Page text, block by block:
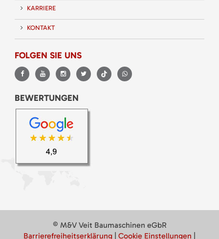
KARRIERE
KONTAKT
FOLGEN SIE UNS
BEWERTUNGEN
© M&V Veit Baumaschinen eGbR
Barrierefreiheitserklärung
Cookie Einstellungen